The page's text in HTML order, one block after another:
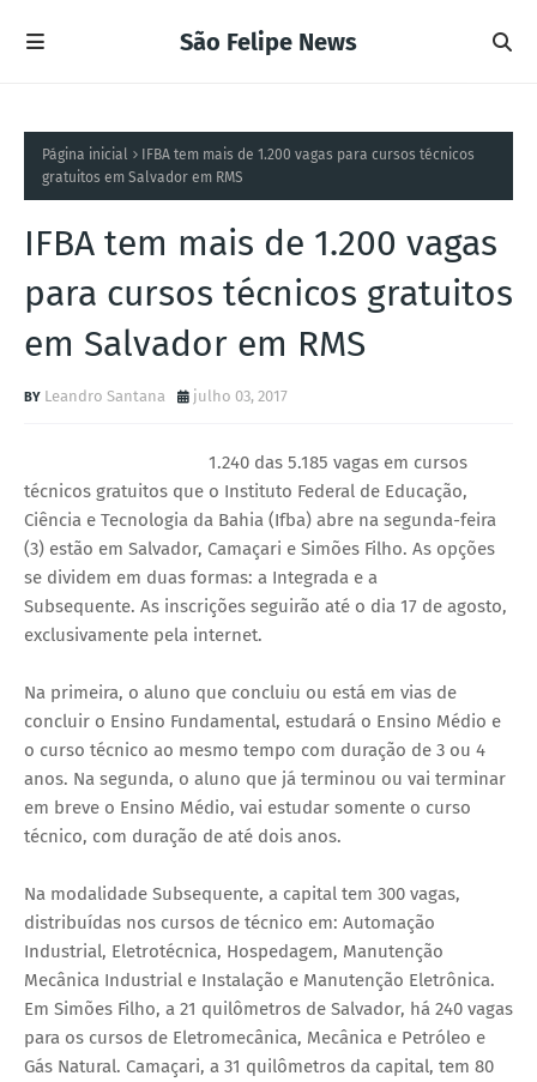
São Felipe News
Página inicial
IFBA tem mais de 1.200 vagas para cursos técnicos
gratuitos em Salvador em RMS
IFBA tem mais de 1.200 vagas
para cursos técnicos gratuitos
em Salvador em RMS
Leandro Santana julho 03, 2017
1.240 das 5.185 vagas em cursos
técnicos gratuitos que o Instituto Federal de Educação,
Ciência e Tecnologia da Bahia (Ifba) abre na segunda-feira
(3) estão em Salvador, Camaçari e Simões Filho. As opções
se dividem em duas formas: a Integrada e a
Subsequente. As inscrições seguirão até o dia 17 de agosto,
exclusivamente pela internet.
Na primeira, o aluno que concluiu ou está em vias de
concluir o Ensino Fundamental, estudará o Ensino Médio e
o curso técnico ao mesmo tempo com duração de 3 ou 4
anos. Na segunda, o aluno que já terminou ou vai terminar
em breve o Ensino Médio, vai estudar somente o curso
técnico, com duração de até dois anos.
Na modalidade Subsequente, a capital tem 300 vagas,
distribuídas nos cursos de técnico em: Automação
Industrial, Eletrotécnica, Hospedagem, Manutenção
Mecânica Industrial e Instalação e Manutenção Eletrônica.
Em Simões Filho, a 21 quilômetros de Salvador, há 240 vagas
para os cursos de Eletromecânica, Mecânica e Petróleo e
Gás Natural. Camaçari, a 31 quilômetros da capital, tem 80